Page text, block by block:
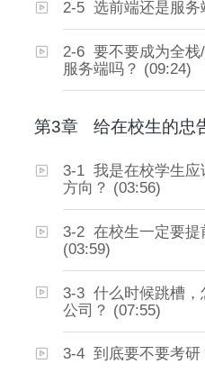
2-5 选前端还是服务
2-6 要不要成为全栈
服务端吗？ (09:24)
第3章 给在校生的忠
3-1 我是在校学生应
方向？ (03:56)
3-2 在校生一定要提
(03:59)
3-3 什么时候跳槽，
公司？ (07:55)
3-4 到底要不要考研